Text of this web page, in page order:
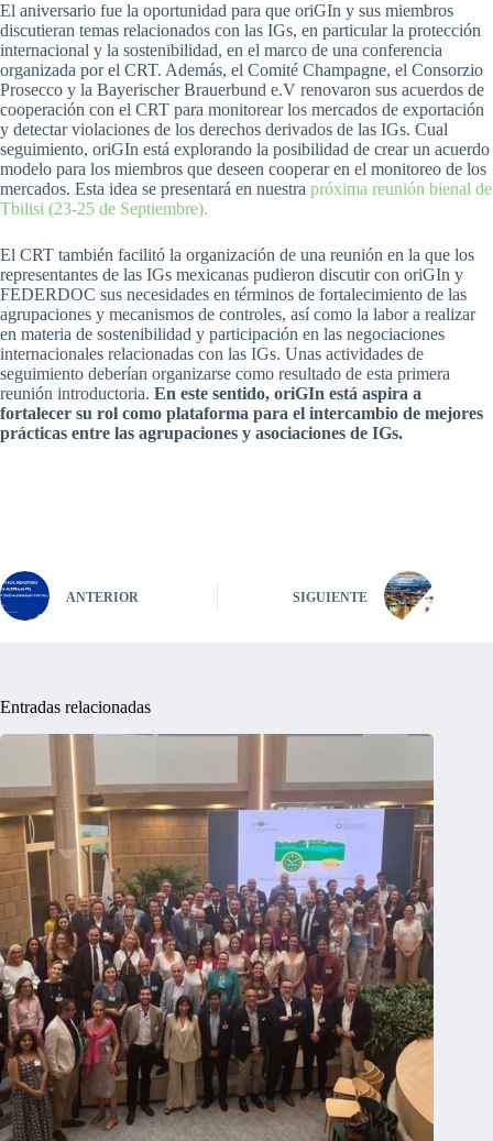
El aniversario fue la oportunidad para que oriGIn y sus miembros
discutieran temas relacionados con las IGs, en particular la protección
internacional y la sostenibilidad, en el marco de una conferencia
organizada por el CRT. Además, el Comité Champagne, el Consorzio
Prosecco y la Bayerischer Brauerbund e.V renovaron sus acuerdos de
cooperación con el CRT para monitorear los mercados de exportación
y detectar violaciones de los derechos derivados de las IGs. Cual
seguimiento, oriGIn está explorando la posibilidad de crear un acuerdo
modelo para los miembros que deseen cooperar en el monitoreo de los
mercados. Esta idea se presentará en nuestra próxima reunión bienal de
Tbilisi (23-25 de Septiembre).
El CRT también facilitó la organización de una reunión en la que los
representantes de las IGs mexicanas pudieron discutir con oriGIn y
FEDERDOC sus necesidades en términos de fortalecimiento de las
agrupaciones y mecanismos de controles, así como la labor a realizar
en materia de sostenibilidad y participación en las negociaciones
internacionales relacionadas con las IGs. Unas actividades de
seguimiento deberían organizarse como resultado de esta primera
reunión introductoria. En este sentido, oriGIn está aspira a
fortalecer su rol como plataforma para el intercambio de mejores
prácticas entre las agrupaciones y asociaciones de IGs.
ANTERIOR SIGUIENTE
Entradas relacionadas